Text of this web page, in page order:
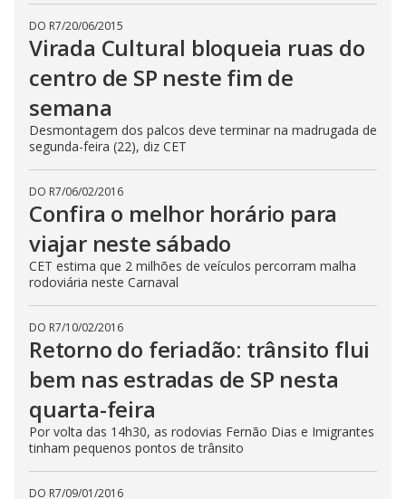
DO R7/20/06/2015
Virada Cultural bloqueia ruas do
centro de SP neste fim de
semana
Desmontagem dos palcos deve terminar na madrugada de
segunda-feira (22), diz CET
DO R7/06/02/2016
Confira o melhor horário para
viajar neste sábado
CET estima que 2 milhões de veículos percorram malha
rodoviária neste Carnaval
DO R7/10/02/2016
Retorno do feriadão: trânsito flui
bem nas estradas de SP nesta
quarta-feira
Por volta das 14h30, as rodovias Fernão Dias e Imigrantes
tinham pequenos pontos de trânsito
DO R7/09/01/2016